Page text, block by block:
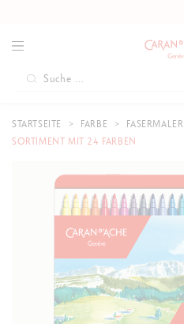
STARTSEITE FARBE FASERMALER
SORTIMENT MIT 24 FARBEN